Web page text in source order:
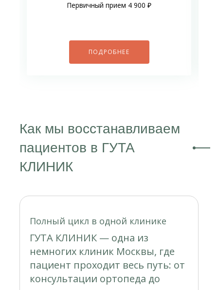
Первичный прием 4 900 ₽
ПОДРОБНЕЕ
Как мы восстанавливаем
пациентов в ГУТА
КЛИНИК
Полный цикл в одной клинике
ГУТА КЛИНИК — одна из
немногих клиник Москвы, где
пациент проходит весь путь: от
консультации ортопеда до